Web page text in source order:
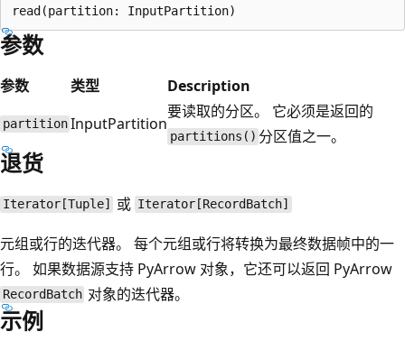
参数
参数 类型 Description
partition InputPartition
要读取的分区。 它必须是返回的
partitions() 分区值之一。
退货
Iterator[Tuple] 或 Iterator[RecordBatch]
元组或行的迭代器。 每个元组或行将转换为最终数据帧中的一
行。 如果数据源支持 PyArrow 对象，它还可以返回 PyArrow
RecordBatch 对象的迭代器。
示例